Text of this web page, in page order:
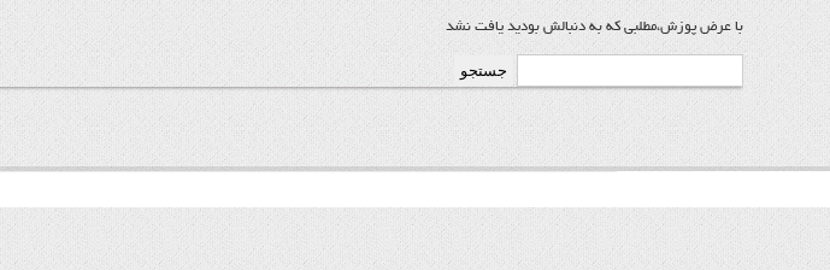
با عرض پوزش،مطلبی که به دنبالش بودید یافت نشد
برای: